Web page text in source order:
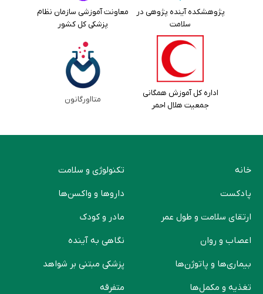
پژوهشکده آینده پژوهی در
سلامت
معاونت آموزشی سازمان نظام
پزشکی کل کشور
اداره کل آموزش همگانی
جمعیت هلال احمر
متااورگانون
خانه
پادکست
ارتقای سلامت و طول عمر
اعصاب و روان
بیماری‌ها و پاتوژن‌ها
تغذیه و مکمل‌ها
تکنولوژی و سلامت
دارو‌ها و واکسن‌ها
مادر و کودک
نگاهی به آینده
پزشکی مبتنی بر شواهد
متفرقه